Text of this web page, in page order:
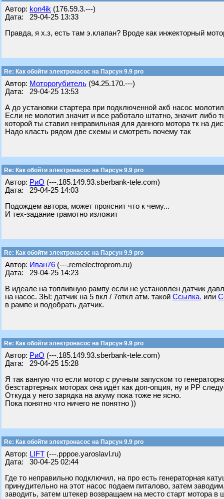
Автор: kon4ik (176.59.3.---)
Дата: 29-04-25 13:33
Правда, я х.з, есть там э.клапан? Вроде как инжекторный
Re: Как обойти электронасос на Парсун 9.9 pro
Автор: Моторогубитель (94.25.170.---)
Дата: 29-04-25 13:53
А до установки стартера при подключенной акб насос
Если не молотил значит и все работало штатно, значит либо
которой ты ставил ннправильная для данного мотора тк на
Надо класть рядом две схемы и смотреть почему так
Re: Как обойти электронасос на Парсун 9.9 pro
Автор: РиО (---.185.149.93.sberbank-tele.com)
Дата: 29-04-25 14:03
Подождем автора, может прояснит что к чему...
И тех-задание грамотно изложит
Re: Как обойти электронасос на Парсун 9.9 pro
Автор: Иван76 (---.remelectroprom.ru)
Дата: 29-04-25 14:23
В идеале на топливную рампу если не установлен датчик
на насос. ЗЫ: датчик на 5 вкл / 7откл атм. такой Ссылка. или
в рампе и подобрать датчик.
Re: Как обойти электронасос на Парсун 9.9 pro
Автор: РиО (---.185.149.93.sberbank-tele.com)
Дата: 29-04-25 15:28
Я так вангую что если мотор с ручным запуском то
безстартерных моторах она идёт как доп-опция, ну и РР
Откуда у него зарядка на акуму пока тоже не ясно.
Пока понятно что ничего не понятно ))
Re: Как обойти электронасос на Парсун 9.9 pro
Автор: LIFT (---.pppoe.yaroslavl.ru)
Дата: 30-04-25 02:44
Где то неправильно подключил, на про есть генераторная
принудительно на этот насос подаем питалово, затем
заводить, затем штекер возвращаем на место старт мотора в